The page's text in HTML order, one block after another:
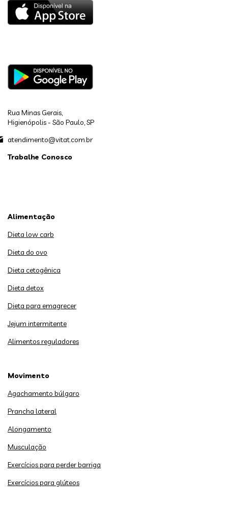
Rua Minas Gerais,
Higienópolis - São Paulo, SP
atendimento@vitat.com.br
Trabalhe Conosco
Alimentação
Dieta low carb
Dieta do ovo
Dieta cetogênica
Dieta detox
Dieta para emagrecer
Jejum intermitente
Alimentos reguladores
Movimento
Agachamento búlgaro
Prancha lateral
Alongamento
Musculação
Exercícios para perder barriga
Exercícios para glúteos